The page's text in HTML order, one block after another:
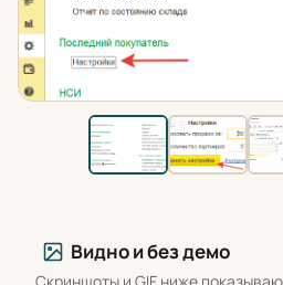
Видно и без демо